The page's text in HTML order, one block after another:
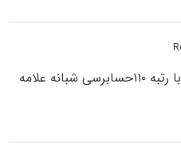
سلام وخسته نباشید اقای مشاور با رتبه ۱۱۰حسابرسی شبانه علامه